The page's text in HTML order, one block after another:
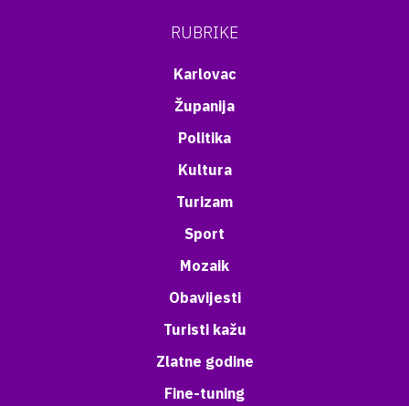
RUBRIKE
Karlovac
Županija
Politika
Kultura
Turizam
Sport
Mozaik
Obavijesti
Turisti kažu
Zlatne godine
Fine-tuning